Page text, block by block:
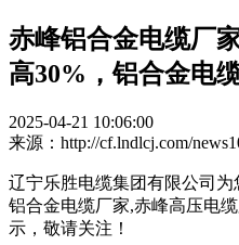
赤峰铝合金电缆厂
高30%，铝合金电
2025-04-21 10:06:00
来源：http://cf.lndlcj.com/
辽宁乐胜电缆集团有限公司为
铝合金电缆厂家,赤峰高压电
示，敬请关注！